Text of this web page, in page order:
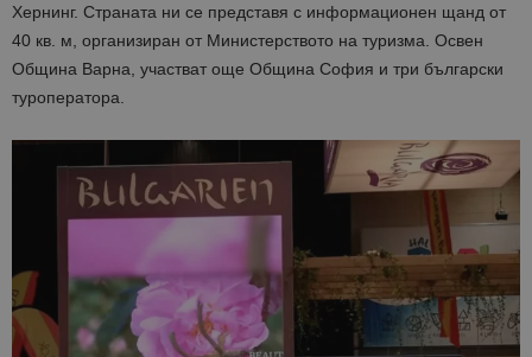
Хернинг. Страната ни се представя с информационен щанд от
40 кв. м, организиран от Министерството на туризма. Освен
Община Варна, участват още Община София и три български
туроператора.